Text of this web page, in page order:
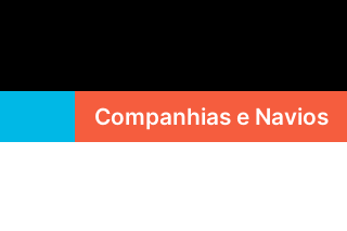
Companhias e Navios